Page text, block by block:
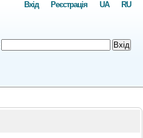
RU
UA
Реєстрація
Вхід
Вхід